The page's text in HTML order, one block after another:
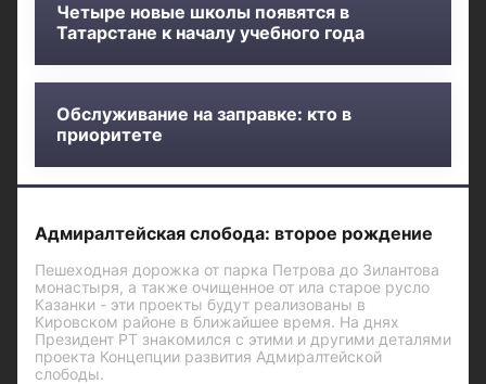
Четыре новые школы появятся в
Татарстане к началу учебного года
Обслуживание на заправке: кто в
приоритете
Адмиралтейская слобода: второе рождение
Пешеходная дорожка от парка Петрова до Зилантова
монастыря, а также очищенное от ила старое русло
Казанки - эти проекты будут реализованы в
Кировском районе в ближайшее время. На днях
Президент РТ знакомился с этими и другими деталями
проекта Концепции развития Адмиралтейской
слободы.